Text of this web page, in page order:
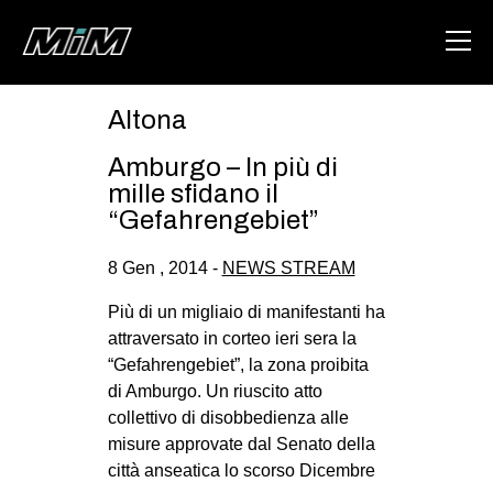
ABOUT
AREA
DEGENERAZIONE
GAZA FREESTYLE
CSOA LAMBRETTA
MSM
STUDENTI TSUNAMI
Altona
Amburgo – In più di
mille sfidano il
“Gefahrengebiet”
8 Gen , 2014 - NEWS STREAM
Più di un migliaio di manifestanti ha
attraversato in corteo ieri sera la
“Gefahrengebiet”, la zona proibita
di Amburgo. Un riuscito atto
collettivo di disobbedienza alle
misure approvate dal Senato della
città anseatica lo scorso Dicembre